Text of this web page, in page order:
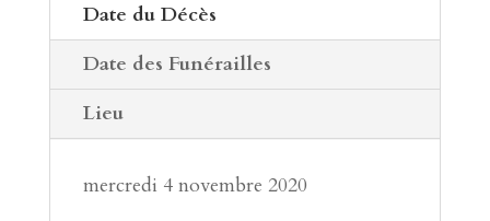
Date du Décès
Date des Funérailles
Lieu
mercredi 4 novembre 2020